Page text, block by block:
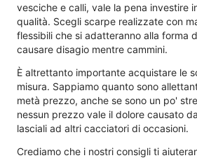
vesciche e calli, vale la pena investire
qualità. Scegli scarpe realizzate con
flessibili che si adatteranno alla forma
causare disagio mentre cammini.
È altrettanto importante acquistare le
misura. Sappiamo quanto sono
metà prezzo, anche se sono un po'
nessun prezzo vale il dolore causato
lasciali ad altri cacciatori di occasioni.
Crediamo che i nostri consigli ti